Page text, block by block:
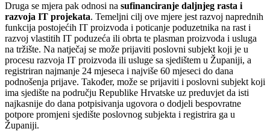
Druga se mjera pak odnosi na sufinanciranje daljnjeg rasta i
razvoja IT projekata. Temeljni cilj ove mjere jest razvoj naprednih
funkcija postojećih IT proizvoda i poticanje poduzetnika na rast i
razvoj vlastitih IT poduzeća ili obrta te plasman proizvoda i usluga
na tržište. Na natječaj se može prijaviti poslovni subjekt koji je u
procesu razvoja IT proizvoda ili usluge sa sjedištem u Županiji, a
registriran najmanje 24 mjeseca i najviše 60 mjeseci do dana
podnošenja prijave. Također, može se prijaviti i poslovni subjekt koji
ima sjedište na području Republike Hrvatske uz preduvjet da isti
najkasnije do dana potpisivanja ugovora o dodjeli bespovratne
potpore promjeni sjedište poslovnog subjekta i registrira ga u
Županiji.